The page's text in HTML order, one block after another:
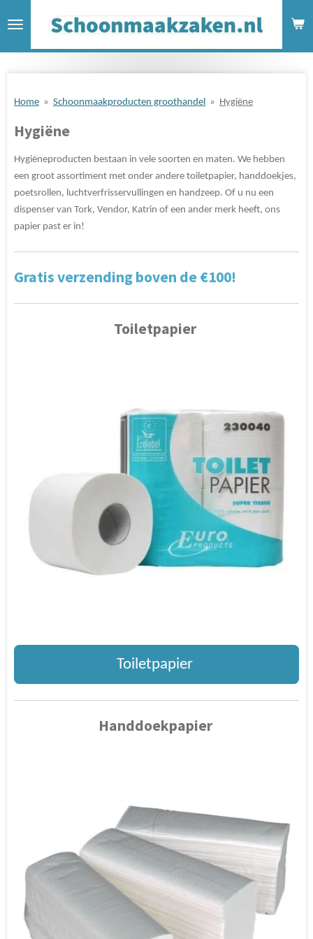
direct
Home » Schoonmaakproducten groothandel » Hygiëne
Hygiëne
Hygiëneproducten bestaan in vele soorten en maten. We hebben
een groot assortiment met onder andere toiletpapier, handdoekjes,
poetsrollen, luchtverfrisservullingen en handzeep. Of u nu een
dispenser van Tork, Vendor, Katrin of een ander merk heeft, ons
papier past er in!
Gratis verzending boven de €100!
Toiletpapier
Toiletpapier
Handdoekpapier